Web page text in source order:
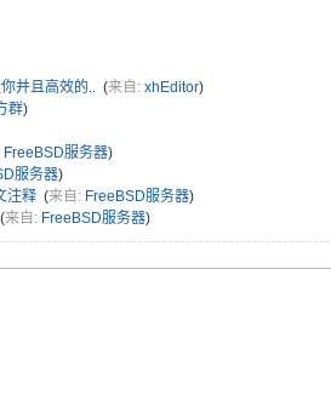
并且高效的.. (来自:xhEditor)
群)
FreeBSD服务器)
服务器)
注释 (来自: FreeBSD服务器)
来自: FreeBSD服务器)